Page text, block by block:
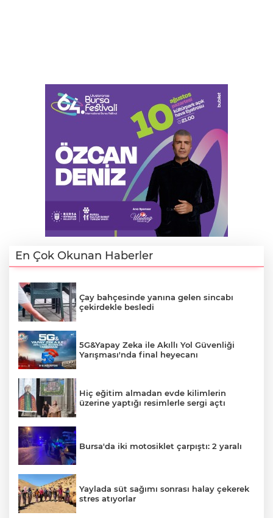
En Çok Okunan Haberler
Çay bahçesinde yanına gelen sincabı
çekirdekle besledi
5G&Yapay Zeka ile Akıllı Yol Güvenliği
Yarışması'nda final heyecanı
Hiç eğitim almadan evde kilimlerin
üzerine yaptığı resimlerle sergi açtı
Bursa'da iki motosiklet çarpıştı: 2 yaralı
Yaylada süt sağımı sonrası halay çekerek
stres atıyorlar